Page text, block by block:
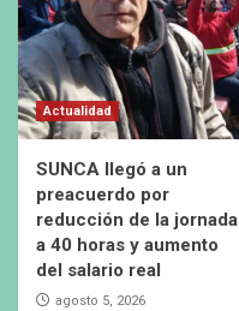
Actualidad
SUNCA llegó a un
preacuerdo por
reducción de la jornada
a 40 horas y aumento
del salario real
agosto 5, 2026